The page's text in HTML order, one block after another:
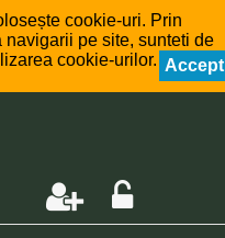
cookie-uri. Prin
navigarii pe site, sunteti de
cookie-urilor. Accept